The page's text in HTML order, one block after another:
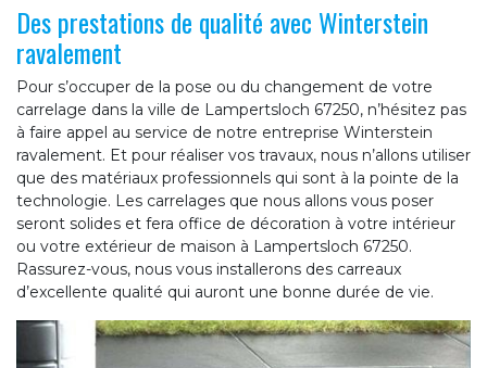
Des prestations de qualité avec Winterstein
ravalement
Pour s’occuper de la pose ou du changement de votre
carrelage dans la ville de Lampertsloch 67250, n’hésitez pas
à faire appel au service de notre entreprise Winterstein
ravalement. Et pour réaliser vos travaux, nous n’allons utiliser
que des matériaux professionnels qui sont à la pointe de la
technologie. Les carrelages que nous allons vous poser
seront solides et fera office de décoration à votre intérieur
ou votre extérieur de maison à Lampertsloch 67250.
Rassurez-vous, nous vous installerons des carreaux
d’excellente qualité qui auront une bonne durée de vie.